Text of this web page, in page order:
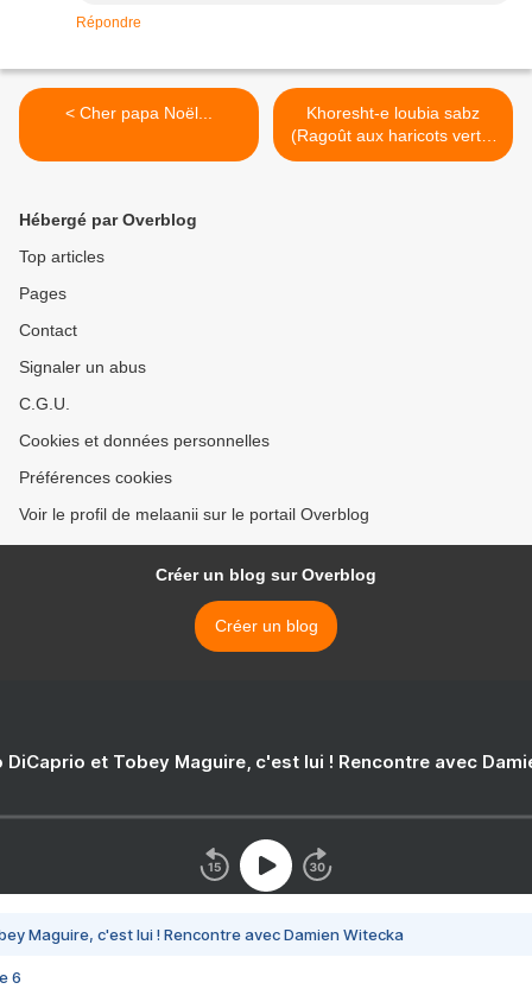
Répondre
< Cher papa Noël...
Khoresht-e loubia sabz
(Ragoût aux haricots verts)
>
Hébergé par Overblog
Top articles
Pages
Contact
Signaler un abus
C.G.U.
Cookies et données personnelles
Préférences cookies
Voir le profil de melaanii sur le portail Overblog
Créer un blog sur Overblog
Créer un blog
DiCaprio et Tobey Maguire, c'est lui ! Rencontre avec
Maguire, c'est lui ! Rencontre avec Damien Witecka
6